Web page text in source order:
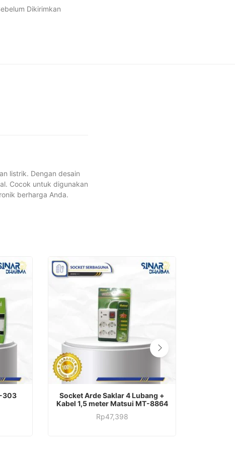
Dikirimkan
listrik. Dengan desain
Cocok untuk digunakan
berharga Anda.
303
ADD TO CART
Socket Arde Saklar 4 Lubang +
Kabel 1,5 meter Matsui MT-8864
Rp47,398